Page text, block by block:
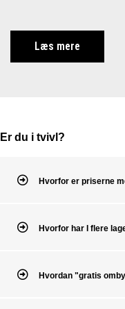
Læs mere
Er du i tvivl?
Hvorfor er priserne
Hvorfor har I flere
Hvordan "gratis